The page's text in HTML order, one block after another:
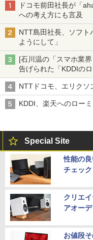
ドコモ前田社長が「
への考え方にも言及
NTT島田社長、ソフト
ようにして」
[石川温の「スマホ業
告げられた「KDDIの
穴と楽天モバイルの課
NTTドコモ、エリクソ
KDDI、楽天へのロー
Special Site
性能の
チェック
クリエ
アオー
お値段